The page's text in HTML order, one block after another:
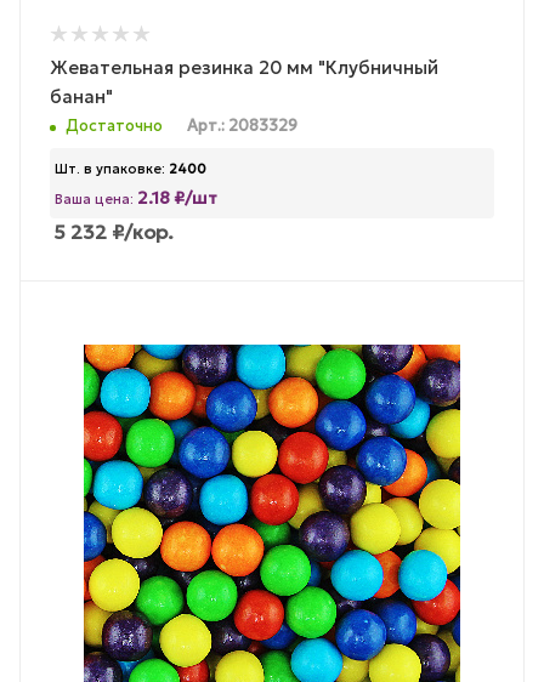
Жевательная резинка 20 мм "Клубничный
банан"
Достаточно Арт.: 2083329
Шт. в упаковке: 2400
Ваша цена: 2.18 ₽/шт
5 232 ₽/кор.